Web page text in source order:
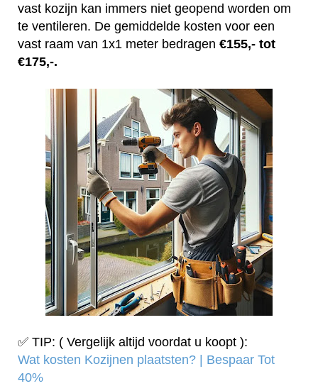
vast kozijn kan immers niet geopend worden om
te ventileren. De gemiddelde kosten voor een
vast raam van 1x1 meter bedragen €155,- tot
€175,-.
✅ TIP: ( Vergelijk altijd voordat u koopt ):
Wat kosten Kozijnen plaatsten? | Bespaar Tot
40%‎